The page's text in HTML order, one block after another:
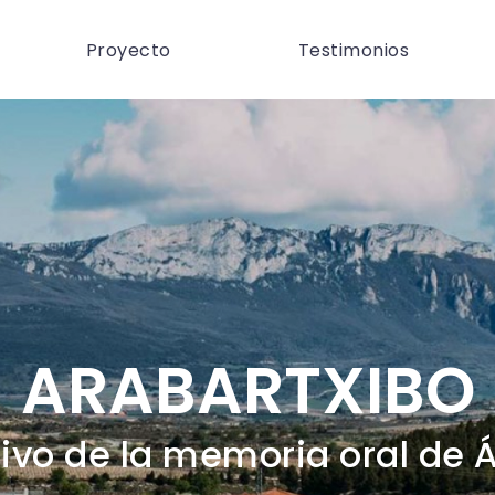
Proyecto Testimonios
ARABARTXIBO
de la memoria oral de